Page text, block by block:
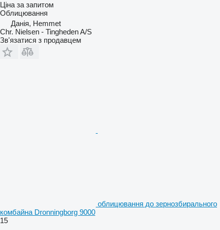
Ціна за запитом
Облицювання
Данія, Hemmet
Chr. Nielsen - Tingheden A/S
Зв'язатися з продавцем
облицювання до зернозбирального
комбайна Dronningborg 9000
15